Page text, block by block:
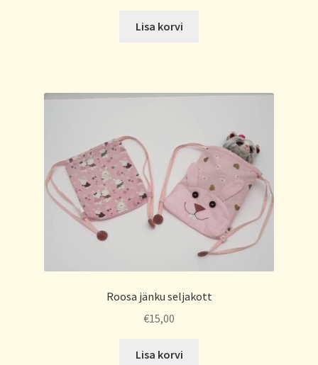
Lisa korvi
Roosa jänku seljakott
€15,00
Lisa korvi